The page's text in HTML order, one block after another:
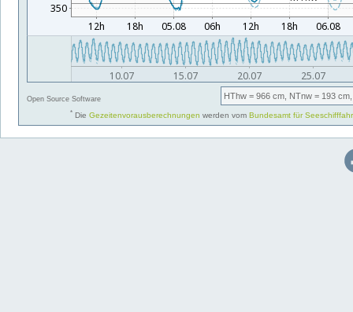
Open Source Software HThw = 966 cm, NTnw = 193 cm,
* Die Gezeitenvorausberechnungen werden vom Bundesamt für